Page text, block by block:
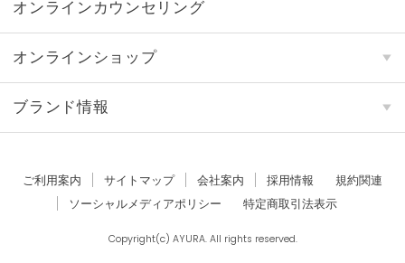
オンラインカウンセリング
オンラインショップ
ブランド情報
ご利用案内 サイトマップ 会社案内 採用情報
規約関連
ソーシャルメディアポリシー
特定商取引法表示
Copyright(c) AYURA. All rights reserved.